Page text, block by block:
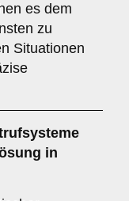
es dem
zu
Situationen
in